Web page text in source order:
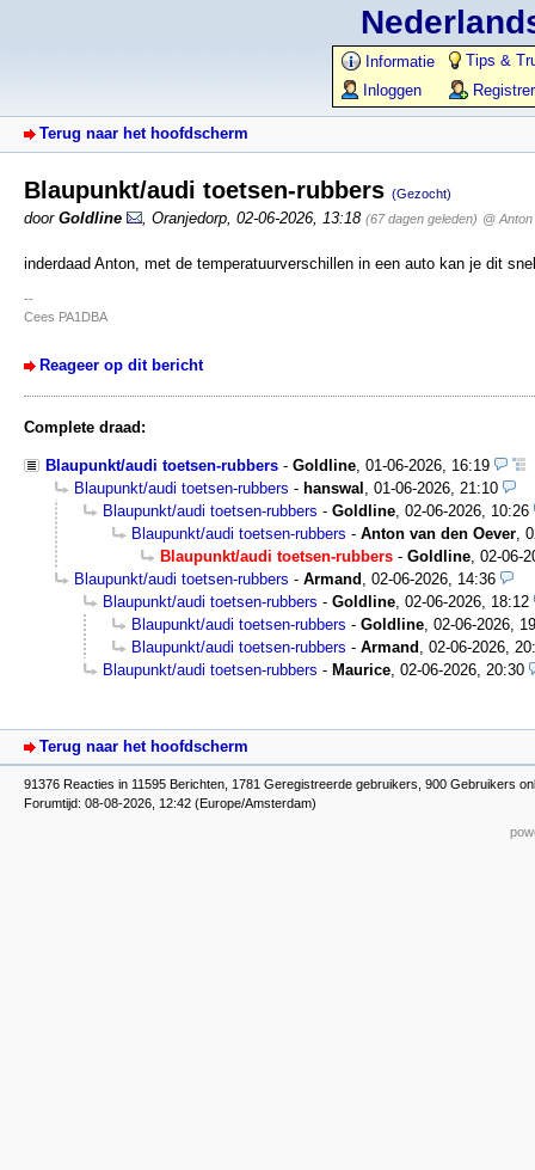
Informatie
Tips &
Inloggen
Terug naar het hoofdscherm
Blaupunkt/audi toetsen-rubbers (Gezocht)
door Goldline Oranjedorp 02-06-2026, 13:18 (67 dagen geleden) @
inderdaad Anton, met de temperatuurverschillen in een auto kan je dit
--
Cees PA1DBA
Reageer op dit bericht
Complete draad:
Blaupunkt/audi toetsen-rubbers - Goldline, 01-06-2026, 16:19
Blaupunkt/audi toetsen-rubbers - hanswal , 01-06-2026, 21:10
Blaupunkt/audi toetsen-rubbers - Goldline, 02-06-2026, 10:26
Blaupunkt/audi toetsen-rubbers - Anton van den Oever,
Blaupunkt/audi toetsen-rubbers - Goldline, 02-06-
Blaupunkt/audi toetsen-rubbers - Armand , 02-06-2026, 14:36
Blaupunkt/audi toetsen-rubbers - Goldline, 02-06-2026, 18:12
Blaupunkt/audi toetsen-rubbers - Goldline, 02-06-2026,
Blaupunkt/audi toetsen-rubbers - Armand , 02-06-2026,
Blaupunkt/audi toetsen-rubbers - Maurice, 02-06-2026, 20:30
Terug naar het hoofdscherm
91376 Reacties in 11595 Berichten, 1781 Geregistreerde gebruikers, 900 Gebruikers
Forumtijd: 08-08-2026, 12:42 (Europe/Amsterdam)